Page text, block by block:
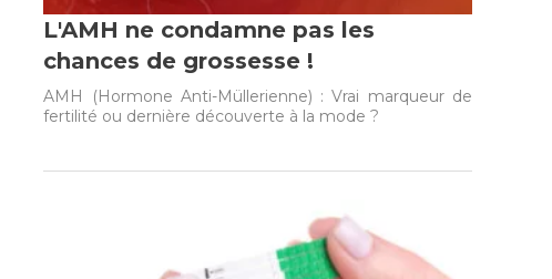
L'AMH ne condamne pas les
chances de grossesse !
AMH (Hormone Anti-Müllerienne) : Vrai marqueur de
fertilité ou dernière découverte à la mode ?